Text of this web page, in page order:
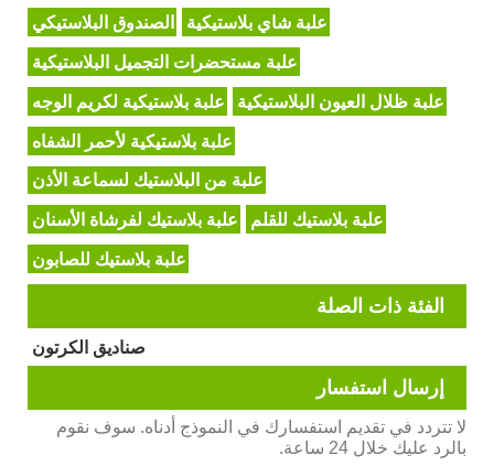
الصندوق البلاستيكي علبة شاي بلاستيكية
علبة مستحضرات التجميل البلاستيكية
علبة بلاستيكية لكريم الوجه علبة ظلال العيون البلاستيكية
علبة بلاستيكية لأحمر الشفاه
علبة من البلاستيك لسماعة الأذن
علبة بلاستيك لفرشاة الأسنان علبة بلاستيك للقلم
علبة بلاستيك للصابون
الفئة ذات الصلة
صناديق الكرتون
إرسال استفسار
لا تتردد في تقديم استفسارك في النموذج أدناه. سوف نقوم
بالرد عليك خلال 24 ساعة.